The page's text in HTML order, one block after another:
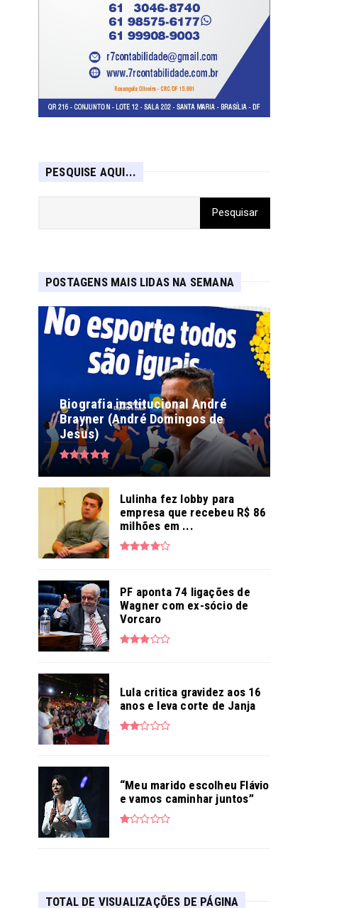
PESQUISE AQUI...
POSTAGENS MAIS LIDAS NA SEMANA
Biografia institucional André
Brayner (André Domingos de
Jesus)
Lulinha fez lobby para
empresa que recebeu R$ 86
milhões em ...
PF aponta 74 ligações de
Wagner com ex-sócio de
Vorcaro
Lula critica gravidez aos 16
anos e leva corte de Janja
“Meu marido escolheu Flávio
e vamos caminhar juntos”
TOTAL DE VISUALIZAÇÕES DE PÁGINA